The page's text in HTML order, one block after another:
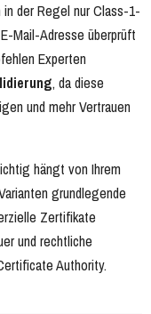
der Regel nur Class-1-
Mail-Adresse überprüft
Experten
, da diese
und mehr Vertrauen
hängt von Ihrem
grundlegende
Zertifikate
und rechtliche
Authority.